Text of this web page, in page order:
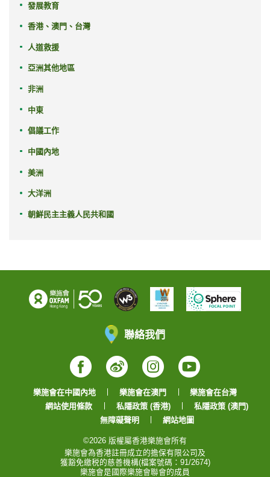
發展教育
香港、澳門、台灣
人道救援
亞洲其他地區
非洲
中東
倡議工作
中國內地
美洲
大洋洲
朝鮮民主主義人民共和國
聯絡我們
Facebook
WeiboInstagram
YouTube
樂施會在中國內地 樂施會在澳門
樂施會在台灣
網站使用條款
私隱政策 (香港)
私隱政策 (澳門)
無障礙聲明
網站地圖
©2026 版權屬香港樂施會所有
樂施會為香港註冊成立的擔保有限公司及
獲豁免繳税的慈善機構(檔案號碼：91/2674)
樂施會是國際樂施會聯會的成員